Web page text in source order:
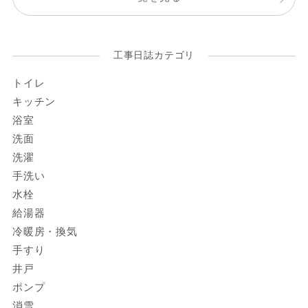
工事日誌カテゴリ
トイレ
キッチン
浴室
洗面
洗濯
手洗い
水栓
給湯器
冷暖房・換気
手すり
井戸
ポンプ
消雪